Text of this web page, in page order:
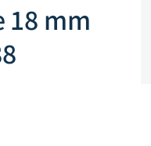
18 mm